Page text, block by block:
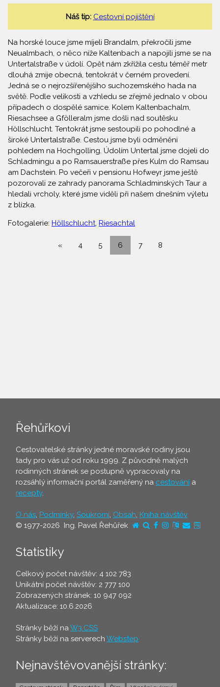
Náš tip: Cestovní pojištění
Na horské louce jsme míjeli Brandalm, překročili jsme
Neualmbach, o něco níže Kaltenbach a napojili jsme se na
Untertalstraße v údolí. Opět nám zkřížila cestu téměř metr
dlouhá zmije obecná, tentokrát v černém provedení.
Jedná se o nejrozšířenějšího suchozemského hada na
světě. Podle velikosti a vzhledu se zřejmě jednalo v obou
případech o dospělé samice. Kolem Kaltenbachalm,
Riesachsee a Gfölleralm jsme došli nad soutěsku
Höllschlucht. Tentokrát jsme sestoupili po pohodlné a
široké Untertalstraße. Cestou jsme byli odměněni
pohledem na Hochgolling. Údolím Untertal jsme dojeli do
Schladmingu a po Ramsauerstraße přes Kulm do Ramsau
am Dachstein. Po večeři v pensionu Hofweyr jsme ještě
pozorovali ze zahrady panorama Schladminských Taur a
hledali vrcholy, které jsme viděli při našem dnešním výletu
z blízka.
Fotogalerie: Höllschlucht, Riesachtal
« 4 5 6 7 8
Řehůřkovi
Cestovatelské stránky jedné moravské rodiny jsou
tady pro vás už od roku 1999. Z původně malých
rodinných stránek se postupně vypracovaly na
rozsáhlý informační portál zaměřený na cestování a
recepty.
O nás, Podmínky, Soukromí, Obsah, Kniha návštěv
© 1977-2026 Ing. Pavel Řehůřek
Statistiky
Celkový počet návštěv: 4 102 783
Unikátní počet návštěv: 2 777 100
Zobrazených stránek: 10 947 092
Aktualizace: 10.6.2026
Stránky běží naW3.CSS
Stránky běží na serverech Webstep
Nejnavštěvovanější stránky: